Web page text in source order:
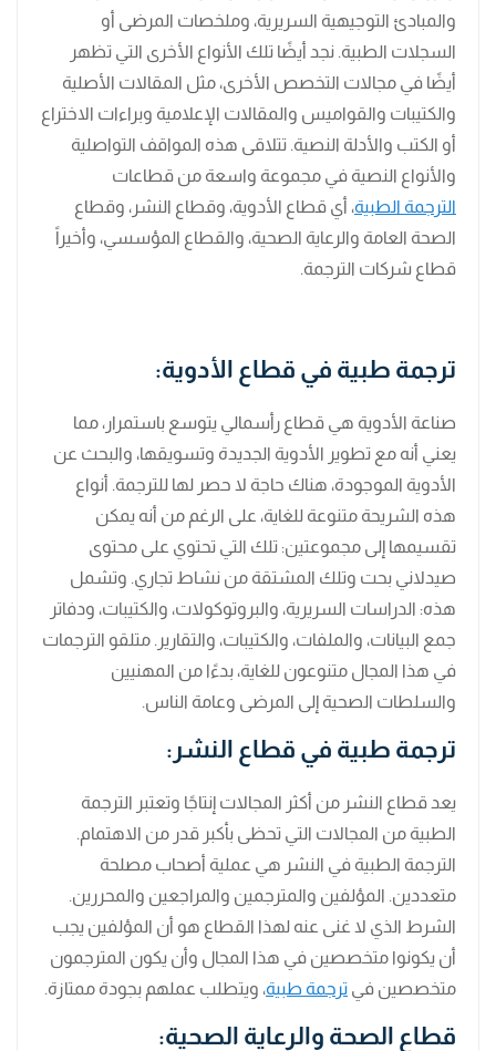
والمبادئ التوجيهية السريرية، وملخصات المرضى أو
السجلات الطبية. نجد أيضًا تلك الأنواع الأخرى التي تظهر
أيضًا في مجالات التخصص الأخرى، مثل المقالات الأصلية
والكتيبات والقواميس والمقالات الإعلامية وبراءات الاختراع
أو الكتب والأدلة النصية. تتلاقى هذه المواقف التواصلية
والأنواع النصية في مجموعة واسعة من قطاعات
الترجمة الطبية، أي قطاع الأدوية، وقطاع النشر، وقطاع
الصحة العامة والرعاية الصحية، والقطاع المؤسسي، وأخيراً
قطاع شركات الترجمة.
ترجمة طبية في قطاع الأدوية:
صناعة الأدوية هي قطاع رأسمالي يتوسع باستمرار، مما
يعني أنه مع تطوير الأدوية الجديدة وتسويقها، والبحث عن
الأدوية الموجودة، هناك حاجة لا حصر لها للترجمة. أنواع
هذه الشريحة متنوعة للغاية، على الرغم من أنه يمكن
تقسيمها إلى مجموعتين: تلك التي تحتوي على محتوى
صيدلاني بحت وتلك المشتقة من نشاط تجاري. وتشمل
هذه: الدراسات السريرية، والبروتوكولات، والكتيبات، ودفاتر
جمع البيانات، والملفات، والكتيبات، والتقارير. متلقو الترجمات
في هذا المجال متنوعون للغاية، بدءًا من المهنيين
والسلطات الصحية إلى المرضى وعامة الناس.
ترجمة طبية في قطاع النشر:
يعد قطاع النشر من أكثر المجالات إنتاجًا وتعتبر الترجمة
الطبية من المجالات التي تحظى بأكبر قدر من الاهتمام.
الترجمة الطبية في النشر هي عملية أصحاب مصلحة
متعددين. المؤلفين والمترجمين والمراجعين والمحررين.
الشرط الذي لا غنى عنه لهذا القطاع هو أن المؤلفين يجب
أن يكونوا متخصصين في هذا المجال وأن يكون المترجمون
متخصصين في ترجمة طبية، ويتطلب عملهم بجودة ممتازة.
قطاع الصحة والرعاية الصحية: